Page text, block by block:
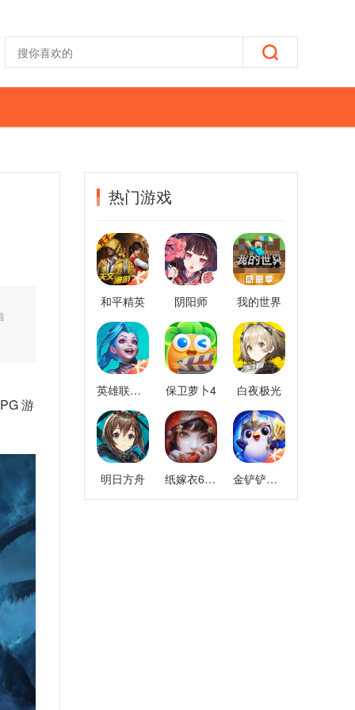
游
热门游戏
和平精英 阴阳师 我的世界
英雄联盟手游 保卫萝卜4 白夜极光
明日方舟 纸嫁衣6千秋魇 金铲铲之战